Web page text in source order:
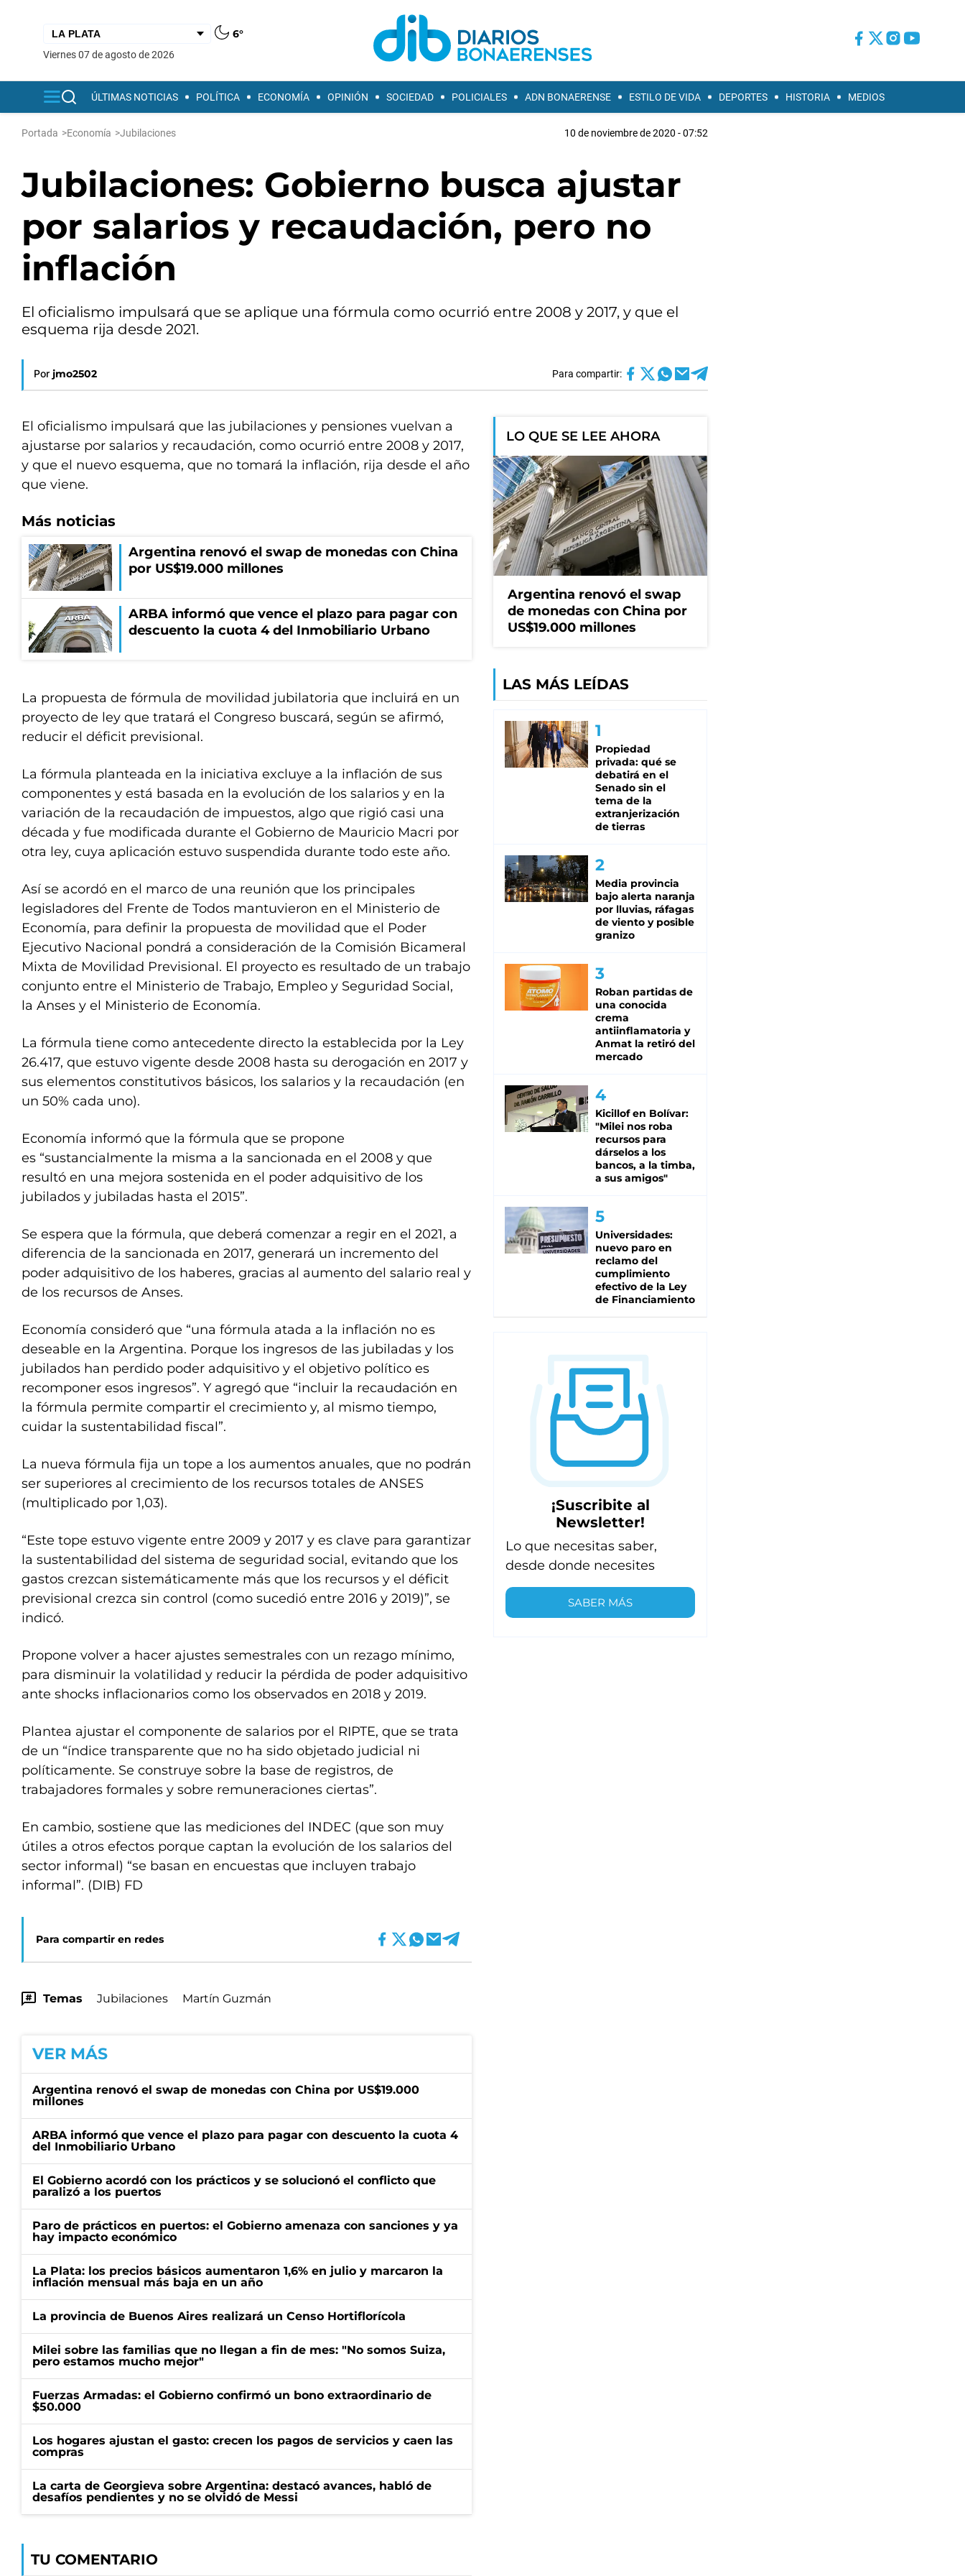
6°
viernes 07 de agosto de 2026
ÚLTIMAS NOTICIAS POLÍTICA ECONOMÍA OPINIÓN SOCIEDAD POLICIALES ADN BONAERENSE ESTILO DE VIDA DEPORTES HISTORIA MEDIOS
Portada >Economía >Jubilaciones 10 de noviembre de 2020 - 07:52
Jubilaciones: Gobierno busca ajustar
por salarios y recaudación, pero no
inflación
El oficialismo impulsará que se aplique una fórmula como ocurrió entre 2008 y 2017, y que el
esquema rija desde 2021.
Por jmo2502 Para compartir:
El oficialismo impulsará que las jubilaciones y pensiones vuelvan a
ajustarse por salarios y recaudación, como ocurrió entre 2008 y 2017,
y que el nuevo esquema, que no tomará la inflación, rija desde el año
que viene.
Más noticias
Argentina renovó el swap de monedas con China
por US$19.000 millones
ARBA informó que vence el plazo para pagar con
descuento la cuota 4 del Inmobiliario Urbano
La propuesta de fórmula de movilidad jubilatoria que incluirá en un
proyecto de ley que tratará el Congreso buscará, según se afirmó,
reducir el déficit previsional.
La fórmula planteada en la iniciativa excluye a la inflación de sus
componentes y está basada en la evolución de los salarios y en la
variación de la recaudación de impuestos, algo que rigió casi una
década y fue modificada durante el Gobierno de Mauricio Macri por
otra ley, cuya aplicación estuvo suspendida durante todo este año.
Así se acordó en el marco de una reunión que los principales
legisladores del Frente de Todos mantuvieron en el Ministerio de
Economía, para definir la propuesta de movilidad que el Poder
Ejecutivo Nacional pondrá a consideración de la Comisión Bicameral
Mixta de Movilidad Previsional. El proyecto es resultado de un trabajo
conjunto entre el Ministerio de Trabajo, Empleo y Seguridad Social,
la Anses y el Ministerio de Economía.
La fórmula tiene como antecedente directo la establecida por la Ley
26.417, que estuvo vigente desde 2008 hasta su derogación en 2017 y
sus elementos constitutivos básicos, los salarios y la recaudación (en
un 50% cada uno).
Economía informó que la fórmula que se propone
es “sustancialmente la misma a la sancionada en el 2008 y que
resultó en una mejora sostenida en el poder adquisitivo de los
jubilados y jubiladas hasta el 2015”.
Se espera que la fórmula, que deberá comenzar a regir en el 2021, a
diferencia de la sancionada en 2017, generará un incremento del
poder adquisitivo de los haberes, gracias al aumento del salario real y
de los recursos de Anses.
Economía consideró que “una fórmula atada a la inflación no es
deseable en la Argentina. Porque los ingresos de las jubiladas y los
jubilados han perdido poder adquisitivo y el objetivo político es
recomponer esos ingresos”. Y agregó que “incluir la recaudación en
la fórmula permite compartir el crecimiento y, al mismo tiempo,
cuidar la sustentabilidad fiscal”.
La nueva fórmula fija un tope a los aumentos anuales, que no podrán
ser superiores al crecimiento de los recursos totales de ANSES
(multiplicado por 1,03).
“Este tope estuvo vigente entre 2009 y 2017 y es clave para garantizar
la sustentabilidad del sistema de seguridad social, evitando que los
gastos crezcan sistemáticamente más que los recursos y el déficit
previsional crezca sin control (como sucedió entre 2016 y 2019)”, se
indicó.
Propone volver a hacer ajustes semestrales con un rezago mínimo,
para disminuir la volatilidad y reducir la pérdida de poder adquisitivo
ante shocks inflacionarios como los observados en 2018 y 2019.
Plantea ajustar el componente de salarios por el RIPTE, que se trata
de un “índice transparente que no ha sido objetado judicial ni
políticamente. Se construye sobre la base de registros, de
trabajadores formales y sobre remuneraciones ciertas”.
En cambio, sostiene que las mediciones del INDEC (que son muy
útiles a otros efectos porque captan la evolución de los salarios del
sector informal) “se basan en encuestas que incluyen trabajo
informal”. (DIB) FD
Para compartir en redes
Temas Jubilaciones Martín Guzmán
VER MÁS
Argentina renovó el swap de monedas con China por US$19.000
millones
ARBA informó que vence el plazo para pagar con descuento la cuota 4
del Inmobiliario Urbano
El Gobierno acordó con los prácticos y se solucionó el conflicto que
paralizó a los puertos
Paro de prácticos en puertos: el Gobierno amenaza con sanciones y ya
hay impacto económico
La Plata: los precios básicos aumentaron 1,6% en julio y marcaron la
inflación mensual más baja en un año
La provincia de Buenos Aires realizará un Censo Hortiflorícola
Milei sobre las familias que no llegan a fin de mes: "No somos Suiza,
pero estamos mucho mejor"
Fuerzas Armadas: el Gobierno confirmó un bono extraordinario de
$50.000
Los hogares ajustan el gasto: crecen los pagos de servicios y caen las
compras
La carta de Georgieva sobre Argentina: destacó avances, habló de
desafíos pendientes y no se olvidó de Messi
TU COMENTARIO
LO QUE SE LEE AHORA
Argentina renovó el swap
de monedas con China por
US$19.000 millones
LAS MÁS LEÍDAS
Propiedad
privada: qué se
debatirá en el
Senado sin el
tema de la
extranjerización
de tierras
Media provincia
bajo alerta naranja
por lluvias, ráfagas
de viento y posible
granizo
Roban partidas de
una conocida
crema
antiinflamatoria y
Anmat la retiró del
mercado
Kicillof en Bolívar:
"Milei nos roba
recursos para
dárselos a los
bancos, a la timba,
a sus amigos"
Universidades:
nuevo paro en
reclamo del
cumplimiento
efectivo de la Ley
de Financiamiento
¡Suscribite al
Newsletter!
Lo que necesitas saber,
desde donde necesites
SABER MÁS